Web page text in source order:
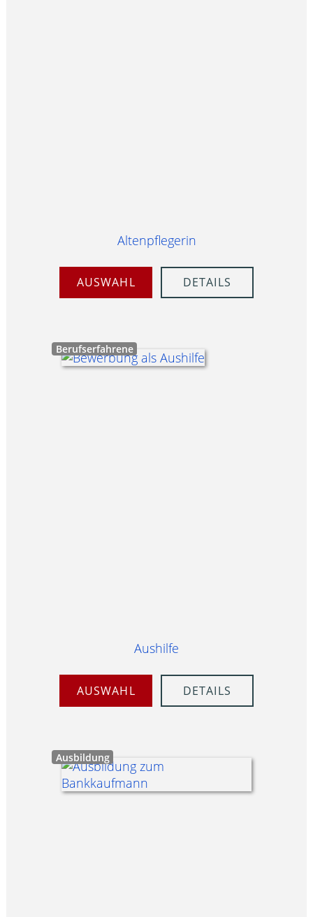
Altenpflegerin
AUSWAHL DETAILS
Berufserfahrene
Aushilfe
AUSWAHL DETAILS
Ausbildung